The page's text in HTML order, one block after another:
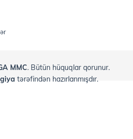
MMC. Bütün hüquqlar qorunur.
tərəfindən hazırlanmışdır.